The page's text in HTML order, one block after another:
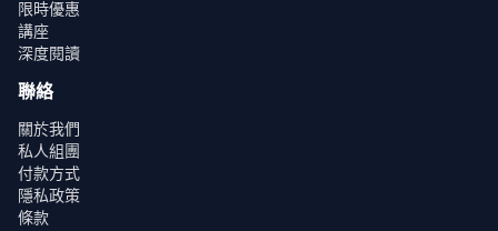
限時優惠
講座
深度閱讀
聯絡
關於我們
私人組團
付款方式
隱私政策
條款